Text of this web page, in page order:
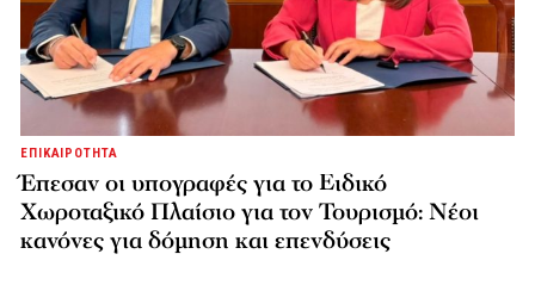
ΕΠΙΚΑΙΡΟΤΗΤΑ
Έπεσαν οι υπογραφές για το Ειδικό
Χωροταξικό Πλαίσιο για τον Τουρισμό: Νέοι
κανόνες για δόμηση και επενδύσεις